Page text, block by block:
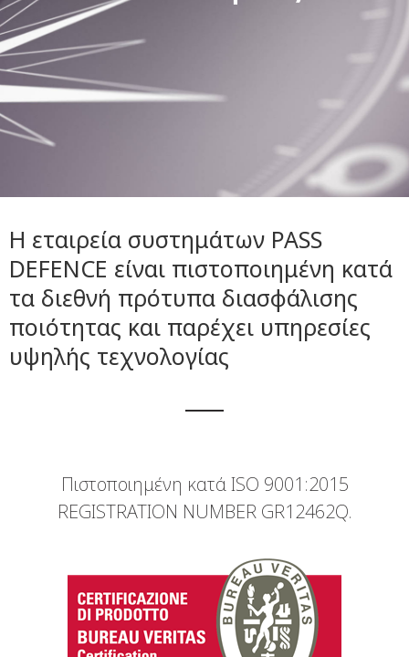
Η εταιρεία συστημάτων PASS
DEFENCE είναι πιστοποιημένη κατά
τα διεθνή πρότυπα διασφάλισης
ποιότητας και παρέχει υπηρεσίες
υψηλής τεχνολογίας
Πιστοποιημένη κατά ISO 9001:2015
REGISTRATION NUMBER GR12462Q.